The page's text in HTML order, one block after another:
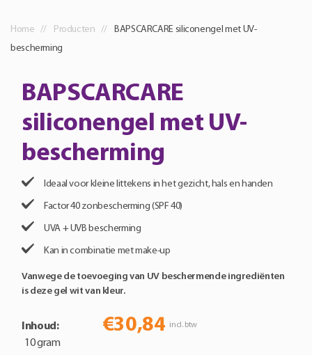
Home Producten
BAPSCARCARE siliconengel met UV-
bescherming
BAPSCARCARE
siliconengel met UV-
bescherming
Ideaal voor kleine littekens in het gezicht, hals en handen
Factor 40 zonbescherming (SPF 40)
UVA + UVB bescherming
Kan in combinatie met make-up
Vanwege de toevoeging van UV beschermende ingrediënten
is deze gel wit van kleur.
Inhoud:
10 gram
€30,84 incl. btw